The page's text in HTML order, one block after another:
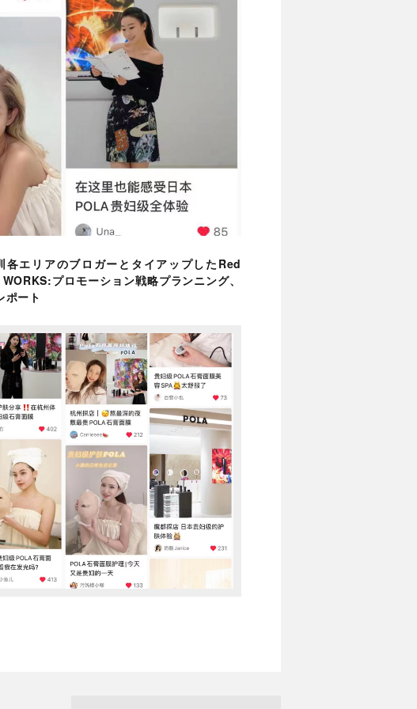
エリアのブロガーとタイアップしたRed
プロモーション戦略プランニング、
ポート